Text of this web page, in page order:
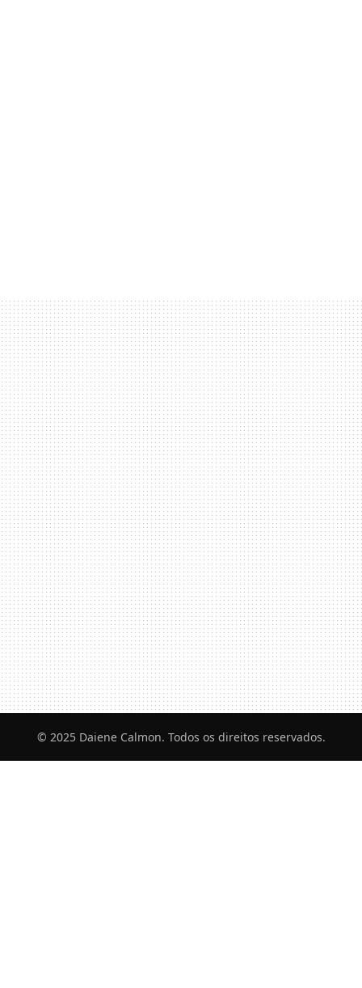
© 2025 Daiene Calmon. Todos os direitos reservados.